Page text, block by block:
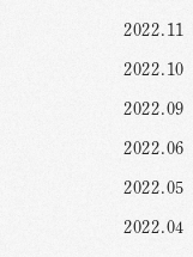
2022.11
2022.10
2022.09
2022.06
2022.05
2022.04